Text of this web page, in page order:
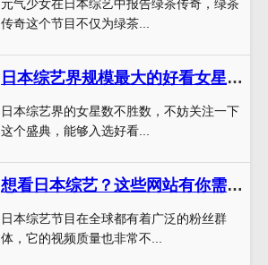
元气少女在日本综艺中报告绿茶传奇，绿茶
传奇这个节目不仅为绿茶...
日本综艺界规模最大的好看女星盛典，你不可错过
日本综艺界的女星数不胜数，不妨关注一下
这个盛典，能够入选好看...
想看日本综艺？这些网站有你需要的所有节目
日本综艺节目在全球都有着广泛的粉丝群
体，它的视频质量也非常不...